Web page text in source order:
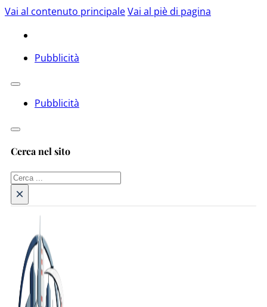
Vai al contenuto principaleVai al piè di pagina
Pubblicità
Pubblicità
Cerca nel sito
Cerca
×